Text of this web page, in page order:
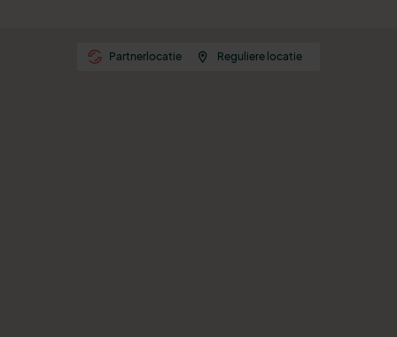
Partnerlocatie Reguliere locatie